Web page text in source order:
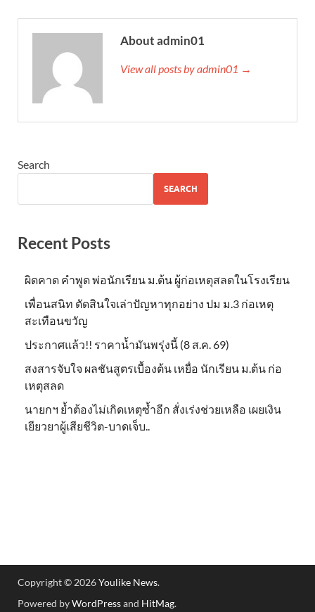
About admin01
View all posts by admin01 →
Search
SEARCH
Recent Posts
ผิดคาด คำพูด พ่อนักเรียน ม.ต้น ผู้ก่อเหตุสลดในโรงเรียน
เพื่อนสนิท ตัดสินใจเล่าปัญหาทุกอย่าง ปม ม.3 ก่อเหตุ
สะเทือนขวัญ
ประกาศแล้ว!! ราคาน้ำมันพรุ่งนี้ (8 ส.ค. 69)
สงสารจับใจ ผลชันสูตรเบื้องต้น เหยื่อ นักเรียน ม.ต้น ก่อ
เหตุสลด
นายกฯ ย้ำต้องไม่เกิดเหตุซ้ำอีก สั่งเร่งช่วยเหลือ เผยเงิน
เยียวยาผู้เสียชีวิต-บาดเจ็บ..
Copyright © 2026Youlike News.
Powered byWordPressand HitMag.